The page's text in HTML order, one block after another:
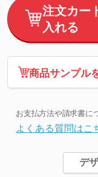
注文カー
入れる
商品サンプル
お支払方法や請求書に
よくある質問はこ
デ